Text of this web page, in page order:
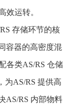
效运转。
存储环节的核
容器的高密度混
各类AS/RS 仓储
为AS/RS 提供高
AS/RS 内部物料